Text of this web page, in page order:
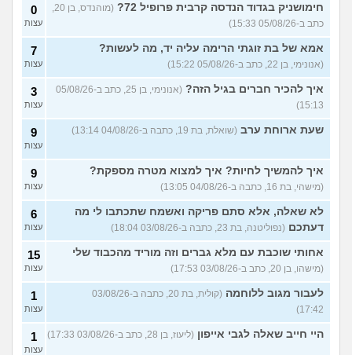
שאלות על המקצוע של הנהלת
חשבונות (מישהי, בת 30)
5
עצות
איך לשפר את הנושא
התעסוקתי? (אנונימית, בת 27)
4
עצות
איך להבין מה הכיוון שלי?
(אנונימית, בת 21)
4
עצות
עוד שאלות חדשות במדור
חימושניק בגדוד הנדסה קרבית פרופיל 72?
(מוהנדס, בן 20,
כתב ב-05/08/26 15:33)
0
עצות
אמא של בת זוגתי הרימה עליה יד, מה לעשות?
(אנונימי, בן 22, כתב ב-05/08/26 15:22)
7
עצות
איך להכיר חברים בגיל הזה?
(אנונימי, בן 25, כתב ב-05/08/26
15:13)
3
עצות
שעת ארוחת ערב (שואלת, בת 19, כתבה ב-04/08/26 13:14) 9
עצות
איך להמשיך לחיות? איך למצוא מטרה מספקת?
(מישהי, בת 16, כתבה ב-04/08/26 13:05)
9
עצות
לא שאלה, אלא סתם פריקה ואשמח שתכתבו לי מה
דעתכם (נפוליטנה, בת 23, כתבה ב-03/08/26 18:04)
6
עצות
אחותי שוכבת עם מלא גברים וזה מוריד מהכבוד שלי
(מישהו, בן 20, כתב ב-03/08/26 17:53)
15
עצות
לעבור מגוב ללוחמה
(קולית, בת 20, כתבה ב-03/08/26
17:42)
1
עצות
היי חייב שאלה לגבי אייפון (ליעוז, בן 28, כתב ב-03/08/26 17:33) 1
עצות